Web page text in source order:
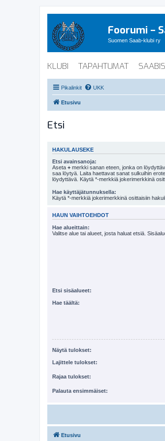
Foorumi –
Suomen Saab-klubi ry
KLUBI TAPAHTUMAT
Pikalinkit UKK
Etusivu
Etsi
HAKULAUSEKE
Etsi avainsanoja:
Aseta + merkki sanan eteen, jonka on
saa löytyä. Laita haettavat sanat sulkuihin
löydyttävä. Käytä *-merkkiä jokerimerkkinä
Hae käyttäjätunnuksella:
Käytä *-merkkiä jokerimerkkinä osittaisiin
HAUN VAIHTOEHDOT
Hae alueittain:
Valitse alue tai alueet, josta haluat etsiä.
Etsi sisäalueet:
Hae täältä:
Näytä tulokset:
Lajittele tulokset:
Rajaa tulokset:
Palauta ensimmäiset:
Etusivu